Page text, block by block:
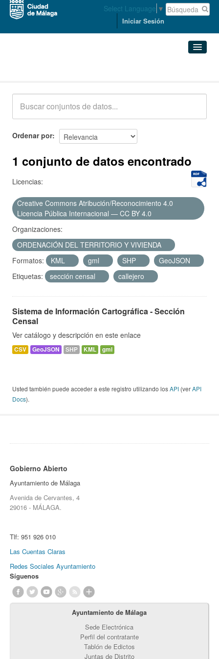
Select Language ▼
Iniciar Sesión
Acerca de
Ordenar por
1 conjunto de datos encontrado
Licencias:
Creative Commons Atribución/Reconocimiento 4.0
Licencia Pública Internacional — CC BY 4.0
Organizaciones:
ORDENACIÓN DEL TERRITORIO Y VIVIENDA
Formatos:
KML gml SHP
GeoJSON
Etiquetas:
sección censal callejero
Sistema de Información Cartográfica - Sección
Censal
Ver catálogo y descripción en este enlace
CSV GeoJSON SHP KML gml
Usted también puede acceder a este registro utilizando losAPI (verAPI
Docs).
Gobierno Abierto
Ayuntamiento de Málaga
Avenida de Cervantes, 4
29016 - MÁLAGA.
Tlf: 951 926 010
Las Cuentas Claras
Redes Sociales Ayuntamiento
Síguenos
Ayuntamiento de Málaga
Sede Electrónica
Perfil del contratante
Tablón de Edictos
Juntas de Distrito